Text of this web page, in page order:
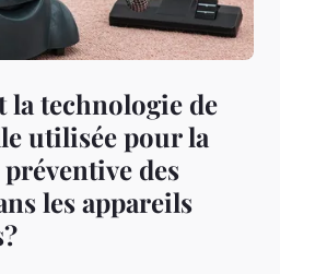
la technologie de
utilisée pour la
des
les appareils